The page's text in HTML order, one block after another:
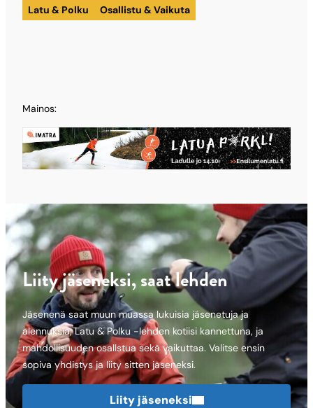
Latu & Polku Osallistu & Vaikuta
Mainos:
Liity jäseneksi, saat lehden
Jäsenenä saat muun muassa lukuisia jäsenetuja ja
alennuksia, Latu & Polku -lehden kotiisi kannettuna, ja
mahdollisuuden osallstua sekä vaikuttaa. Valitse ensin
sopiva yhdistys ja liity sitten jäseneksi.
Liity jäseneksi